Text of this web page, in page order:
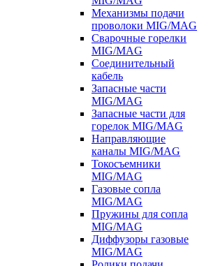
Механизмы подачи
проволоки MIG/MAG
Сварочные горелки
MIG/MAG
Соединительный
кабель
Запасные части
MIG/MAG
Запасные части для
горелок MIG/MAG
Направляющие
каналы MIG/MAG
Токосъемники
MIG/MAG
Газовые сопла
MIG/MAG
Пружины для сопла
MIG/MAG
Диффузоры газовые
MIG/MAG